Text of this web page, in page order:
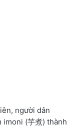
người dân
imoni (芋煮) thành